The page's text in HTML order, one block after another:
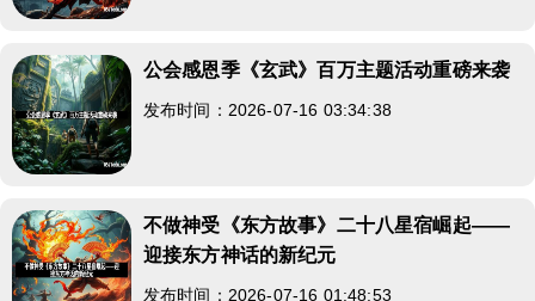
公会感恩季《玄武》百万主题活动重磅来袭
发布时间：2026-07-16 03:34:38
不做神受《东方故事》二十八星宿崛起——
迎接东方神话的新纪元
发布时间：2026-07-16 01:48:53